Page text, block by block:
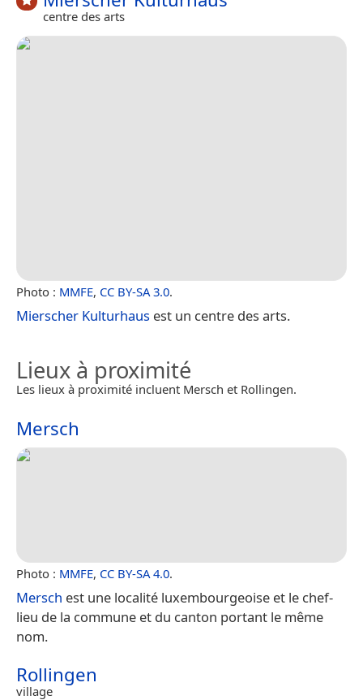
centre des arts
Photo : MMFE, CC BY-SA 3.0.
Mierscher Kulturhaus est un centre des arts.
Lieux à proximité
Les lieux à proximité incluent Mersch et Rollingen.
Mersch
Photo : MMFE, CC BY-SA 4.0.
Mersch est une localité luxembourgeoise et le chef-
lieu de la commune et du canton portant le même
nom.
Rollingen
village